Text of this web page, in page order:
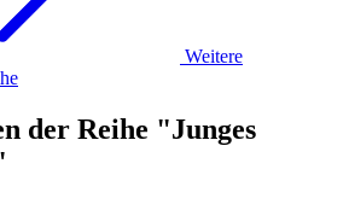
Weitere
der Reihe "Junges